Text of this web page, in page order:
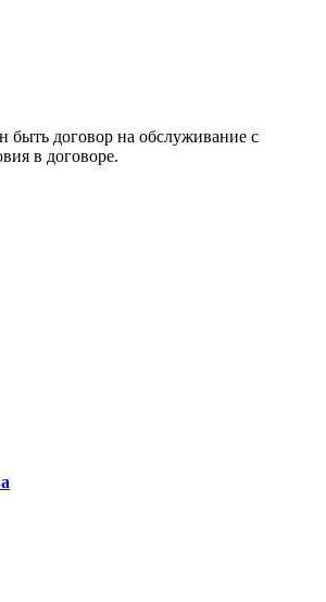
быть договор на обслуживание с
в договоре.